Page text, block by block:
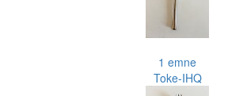
1 emne
Toke-IHQ